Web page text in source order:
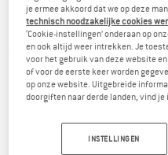
SOL - Stoke Pivot
(0)
je ermee akkoord dat we op deze
technisch noodzakelijke cookies
‘Cookie-instellingen’ onderaan op
en ook altijd weer intrekken. Je
voor het gebruik van deze website
of voor de eerste keer worden
op onze website. Uitgebreide
doorgiften naar derde landen, vind je
INSTELLINGEN